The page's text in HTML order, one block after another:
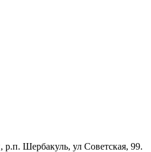
Шербакуль, ул Советская, 99.